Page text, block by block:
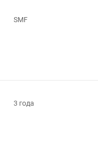
SMF
3 года